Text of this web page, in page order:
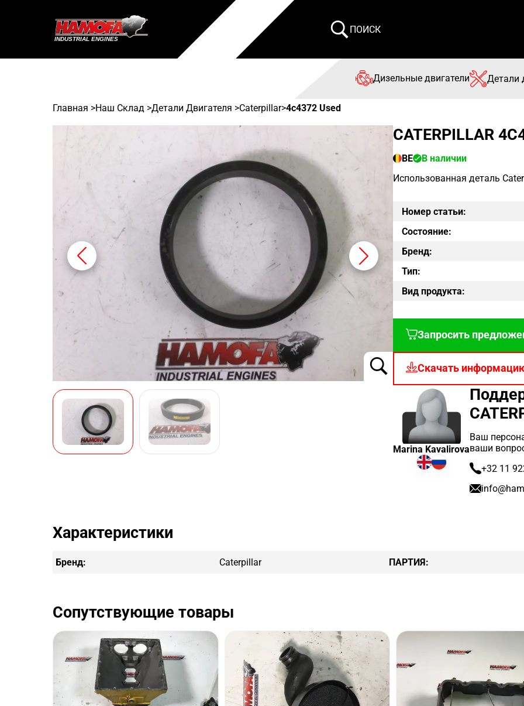
ПОИСК
Дизельные двигатели Детали
Главная >Наш Склад >Детали Двигателя >Caterpillar>4c4372 Used
CATERPILLAR
BE
В наличии
Использованная деталь
Номер статьи:
Состояние:
Бренд:
Тип:
Вид продукта:
Запросить
Скачать
Ваш
ваши
+32 11
Marina Kavalirova
Характеристики
Бренд: Caterpillar ПАРТИЯ:
Сопутствующие товары